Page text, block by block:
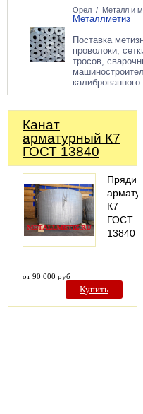
Орел / Металл и
Металлметиз
Поставка
проволоки,
тросов,
Канат
арматурный К7
ГОСТ 13840
Пряди
К7
ГОСТ
13840
от 90 000 руб
Купить